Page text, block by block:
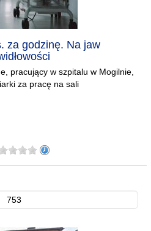
za godzinę. Na jaw
pracujący w szpitalu w Mogilnie,
za pracę na sali
753